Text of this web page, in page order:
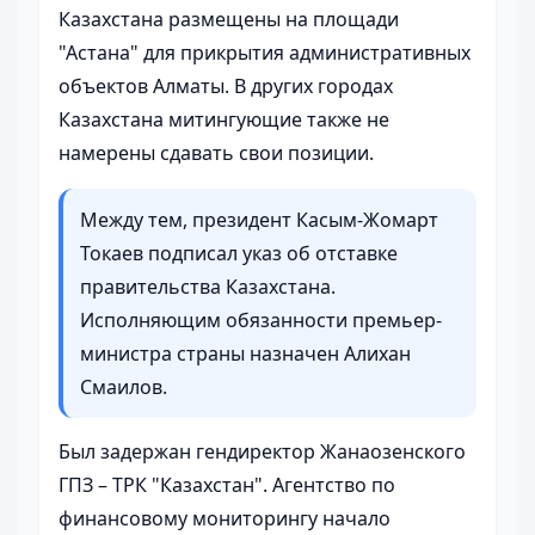
Казахстана размещены на площади
"Астана" для прикрытия административных
объектов Алматы. В других городах
Казахстана митингующие также не
намерены сдавать свои позиции.
Между тем, президент Касым-Жомарт
Токаев подписал указ об отставке
правительства Казахстана.
Исполняющим обязанности премьер-
министра страны назначен Алихан
Смаилов.
Был задержан гендиректор Жанаозенского
ГПЗ – ТРК "Казахстан". Агентство по
финансовому мониторингу начало